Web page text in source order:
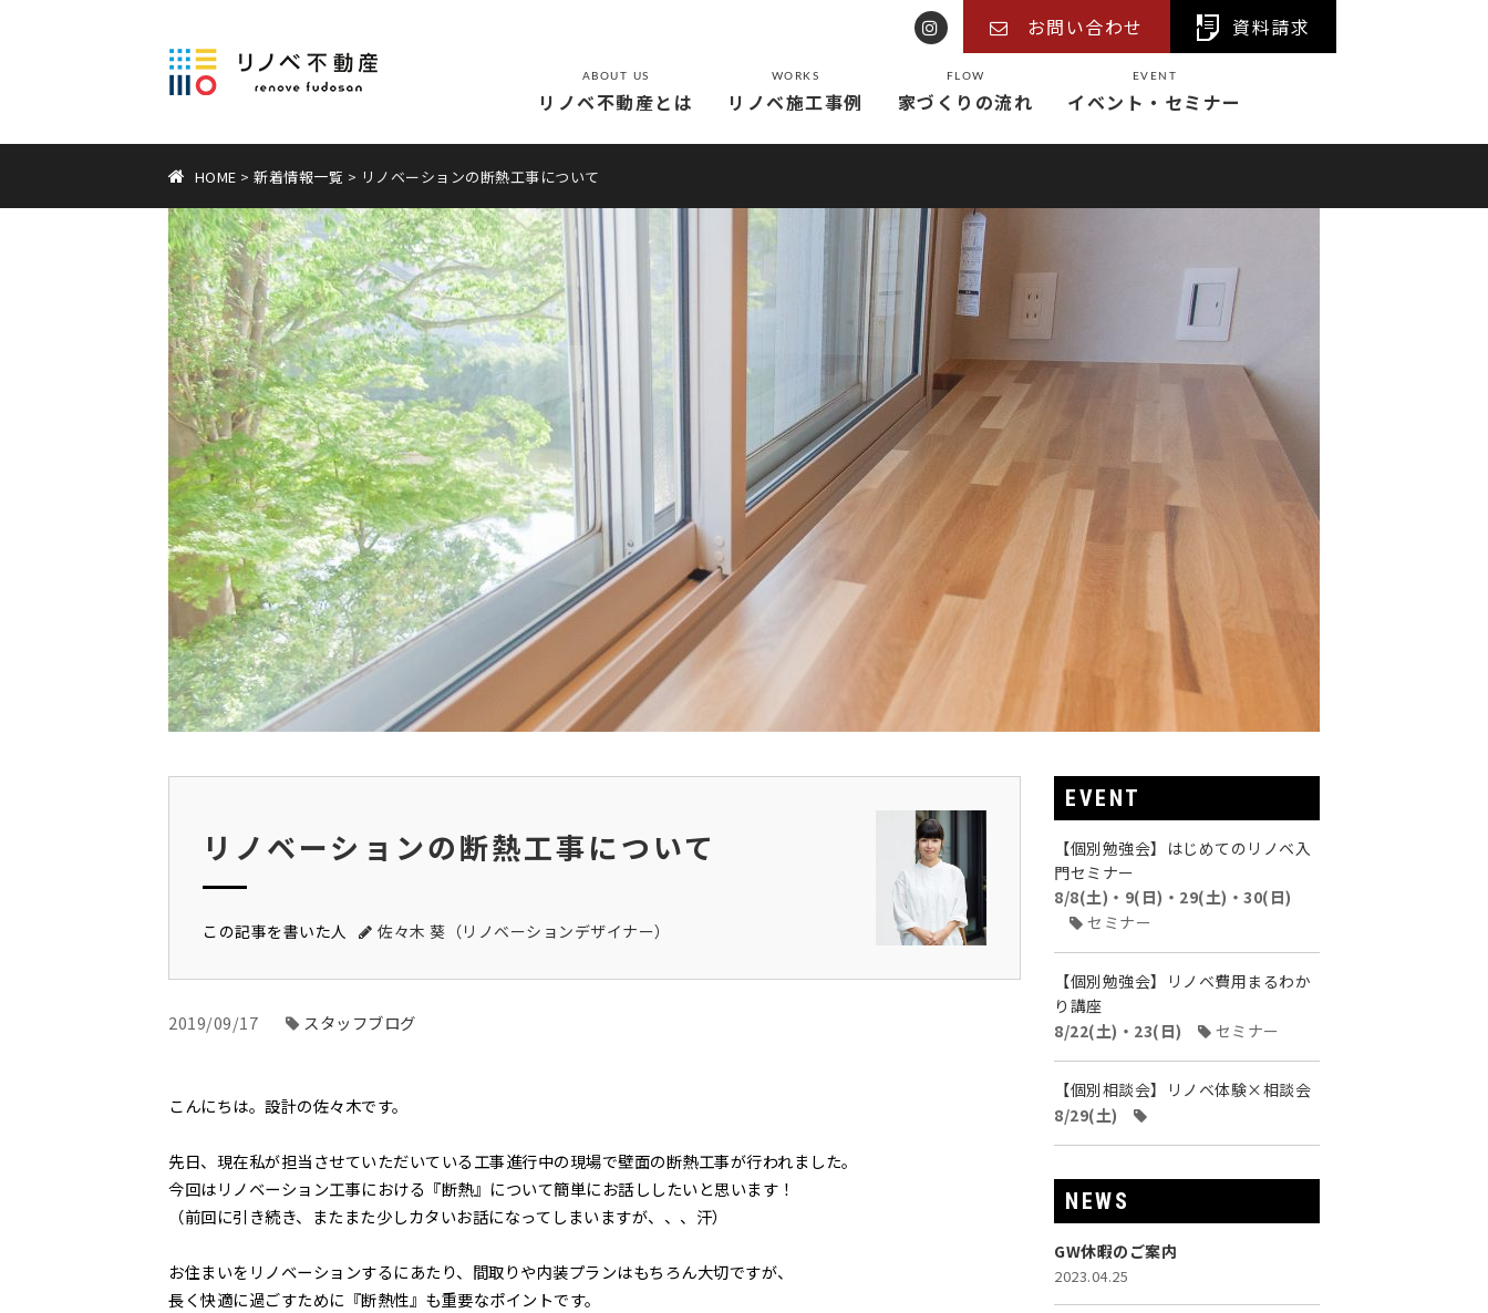
お問い合わせ 資料請求
リノベ不動産とは
ABOUT US
リノベ施工事例
WORKS
家づくりの流れ
FLOW
イベント・セミナー
EVENT
HOME > 新着情報一覧 > リノベーションの断熱工事について
リノベーションの断熱工事について
この記事を書いた人 佐々木 葵（リノベーションデザイナー）
2019/09/17 スタッフブログ
こんにちは。設計の佐々木です。
先日、現在私が担当させていただいている工事進行中の現場で壁面の断熱工事が行われました。
今回はリノベーション工事における『断熱』について簡単にお話ししたいと思います！
（前回に引き続き、またまた少しカタいお話になってしまいますが、、、汗）
お住まいをリノベーションするにあたり、間取りや内装プランはもちろん大切ですが、
長く快適に過ごすために『断熱性』も重要なポイントです。
EVENT
【個別勉強会】はじめてのリノベ入
門セミナー
8/8(土)・9(日)・29(土)・30(日)
セミナー
【個別勉強会】リノベ費用まるわか
り講座
8/22(土)・23(日)
セミナー
【個別相談会】リノベ体験×相談会
8/29(土)
NEWS
GW休暇のご案内
2023.04.25